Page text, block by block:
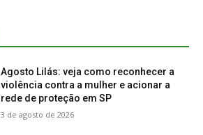
Agosto Lilás: veja como reconhecer a
violência contra a mulher e acionar a
rede de proteção em SP
3 de agosto de 2026